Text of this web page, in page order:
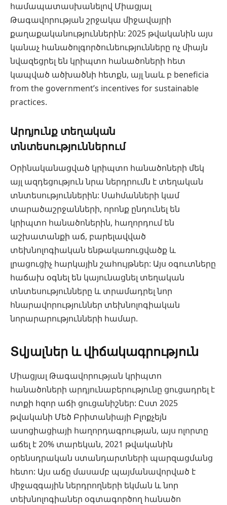
համապատասխանելով Միացյալ
Թագավորության շրջակա միջավայրի
քաղաքականություններին: 2025 թվականին այս
կանաչ հանածոլգործունեությունները ոչ միայն
նվազեցրել են կրիպտո հանածոների հետ
կապված ածխածնի հետքն, այլ նաև բ beneficia
from the government’s incentives for sustainable
practices.
Արդյունք տեղական
տնտեսություններում
Օրինականացված կրիպտո հանածոների մեկ
այլ ազդեցություն նրա ներդրումն է տեղական
տնտեսություններին: Սահմանների կամ
տարածաշրջանների, որոնք ընդունել են
կրիպտո հանածոներին, հաղորդում են
աշխատանքի աճ, բարելավված
տեխնոլոգիական ենթակառուցվածք և
լրացուցիչ հարկային շահույթներ: Այս օգուտները
հաճախ օգնել են կայունացնել տեղական
տնտեսությունները և տրամադրել նոր
հնարավորություններ տեխնոլոգիական
նորարարությունների համար.
Տվյալներ և վիճակագրություն
Միացյալ Թագավորության կրիպտո
հանածոների արդյունաբերությունը ցուցադրել է
ոտքի հզոր աճի ցուցանիշներ: Ըստ 2025
թվականի Մեծ Բրիտանիայի Բլոքչեյն
ասոցիացիայի հաղորդագրության, այս ոլորտը
աճել է 20% տարեկան, 2021 թվականին
օրենսդրական ստանդարտների պարզացմանց
հետո: Այս աճը մասամբ պայմանավորված է
միջազգային ներդրողների եկման և նոր
տեխնոլոգիաներ օգտագործող հանածո